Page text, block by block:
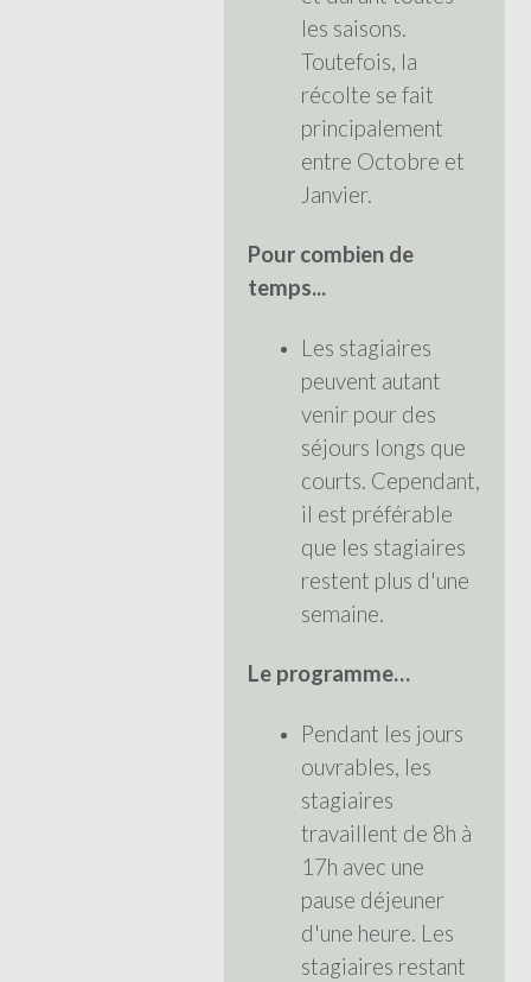
les saisons.
Toutefois, la
récolte se fait
principalement
entre Octobre et
Janvier.
Pour combien de
temps...
Les stagiaires
peuvent autant
venir pour des
séjours longs que
courts. Cependant,
il est préférable
que les stagiaires
restent plus d'une
semaine.
Le programme…
Pendant les jours
ouvrables, les
stagiaires
travaillent de 8h à
17h avec une
pause déjeuner
d'une heure. Les
stagiaires restant